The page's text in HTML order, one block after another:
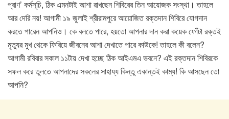
প্রাণ’ কর্মসূচি, ঠিক এমনটাই আশা রাখছেন শিবিরের তিন আয়োজক সংস্থা। তাহলে
আর দেরি নয়! আগামী ১৯ জুলাই শ্রীরামপুরে আয়োজিত রক্তদান শিবিরে যোগদান
করতে পারেন আপনিও। কে বলতে পারে, হয়তো আপনার দান করা কয়েক ফোঁটা রক্তই
মৃত্যুর মুখ থেকে ফিরিয়ে জীবনের আশা দেখাতে পারে কাউকে! তাহলে কী বলেন?
আগামী রবিবার সকাল ১১টায় দেখা হচ্ছে ঠিক আইএমএ ভবনে? এই রক্তদান শিবিরকে
সফল করে তুলতে আপনাদের সকলের সাহায্য কিন্তু একান্তই কাম্য! কি আসছেন তো
আপনি?